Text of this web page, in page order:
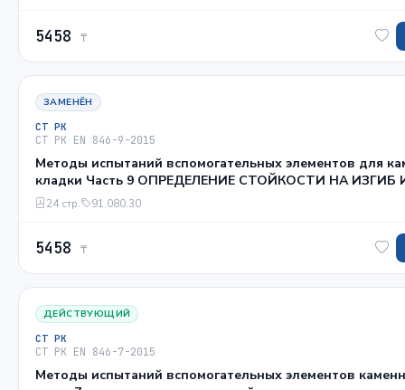
5458 ₸
ЗАМЕНЁН
СТ РК
СТ РК EN 846-9-2015
Методы испытаний вспомогательных элементов для
кладки Часть 9 ОПРЕДЕЛЕНИЕ СТОЙКОСТИ НА ИЗГИБ
ПЕРЕМЫЧЕК
24 стр. 91.080.30
5458 ₸
ДЕЙСТВУЮЩИЙ
СТ РК
СТ РК EN 846-7-2015
Методы испытаний вспомогательных элементов